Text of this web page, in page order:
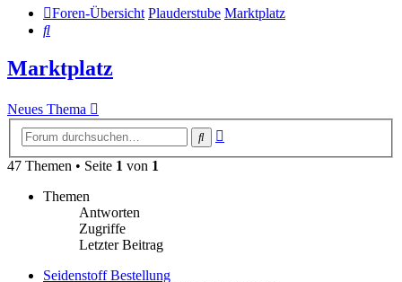
Foren-Übersicht Plauderstube Marktplatz
Suche
Marktplatz
Neues Thema
Suche
47 Themen • Seite 1 von 1
Themen
Antworten
Zugriffe
Letzter Beitrag
Seidenstoff Bestellung